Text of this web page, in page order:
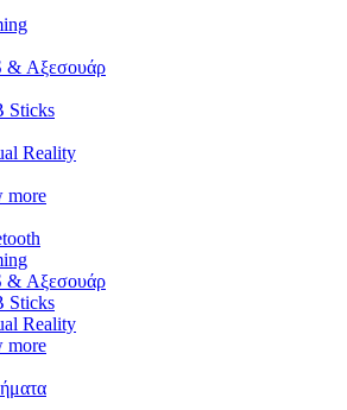
& Αξεσουάρ
Sticks
Reality
more
& Αξεσουάρ
Sticks
Reality
more